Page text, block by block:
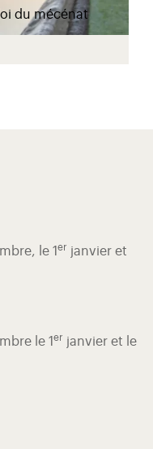
du mécénat
le 1 er janvier et
le 1 er janvier et le